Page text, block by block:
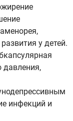
у детей.
давления,
инфекций и